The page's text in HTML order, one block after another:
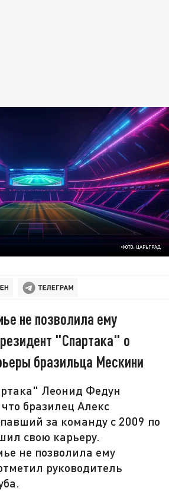
ФОТО: ЦАРЬГРАД
не позволила ему
"Спартака" о
бразильца Мескини
Леонид Федун
бразилец Алекс
за команду с 2009 по
свою карьеру.
не позволила ему
руководитель